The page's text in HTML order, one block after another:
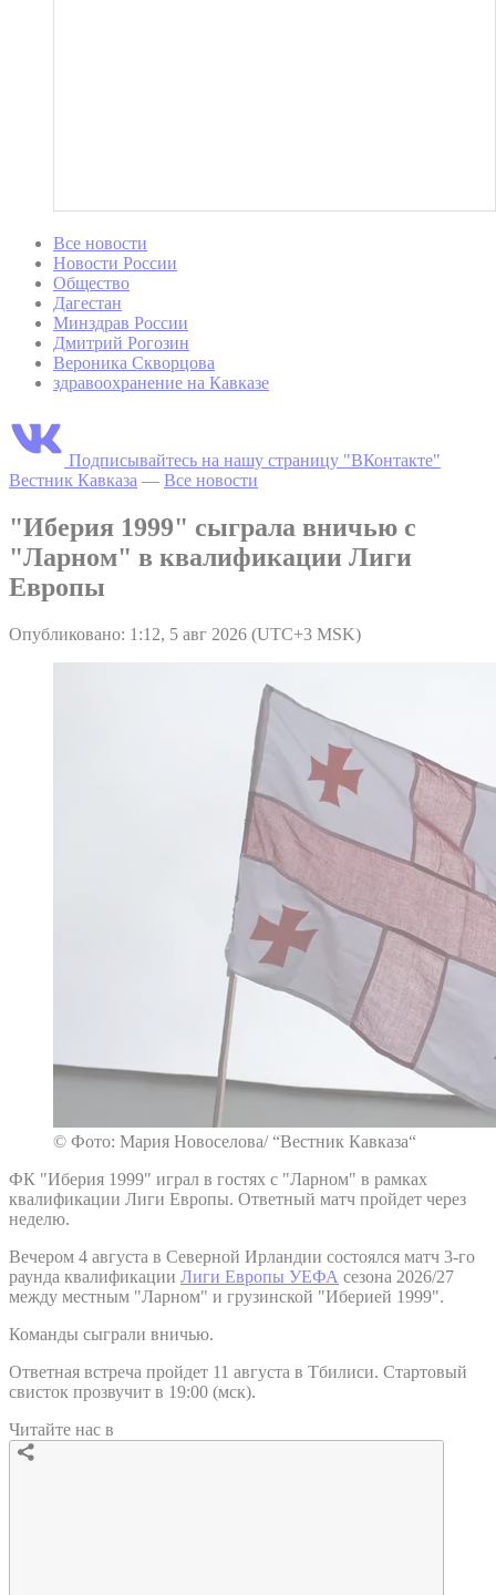
Все новости
Новости России
Общество
Дагестан
Минздрав России
Дмитрий Рогозин
Вероника Скворцова
здравоохранение на Кавказе
Подписывайтесь на нашу страницу "ВКонтакте"
Вестник Кавказа — Все новости
"Иберия 1999" сыграла вничью с
"Ларном" в квалификации Лиги
Европы
Опубликовано: 1:12, 5 авг 2026 (UTC+3 MSK)
© Фото: Мария Новоселова/ “Вестник Кавказа“
ФК "Иберия 1999" играл в гостях с "Ларном" в рамках
квалификации Лиги Европы. Ответный матч пройдет через
неделю.
Вечером 4 августа в Северной Ирландии состоялся матч 3-го
раунда квалификации Лиги Европы УЕФА сезона 2026/27
между местным "Ларном" и грузинской "Иберией 1999".
Команды сыграли вничью.
Ответная встреча пройдет 11 августа в Тбилиси. Стартовый
свисток прозвучит в 19:00 (мск).
Читайте нас в